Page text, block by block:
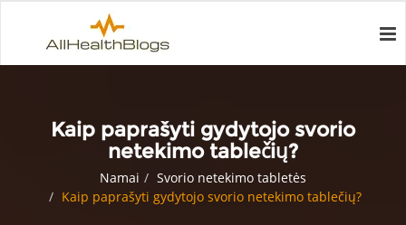
Kaip paprašyti gydytojo svorio
netekimo tablečių?
Namai
Svorio netekimo tabletės
Kaip paprašyti gydytojo svorio netekimo tablečių?